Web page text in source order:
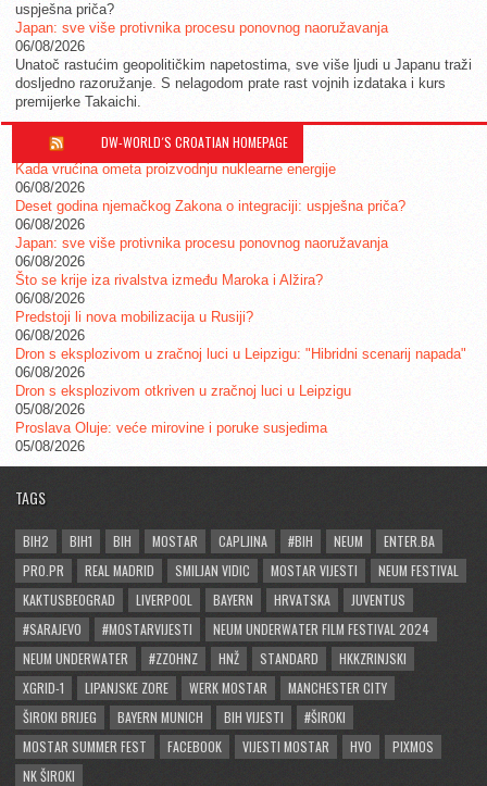
uspješna priča?
Japan: sve više protivnika procesu ponovnog naoružavanja
06/08/2026
Unatoč rastućim geopolitičkim napetostima, sve više ljudi u Japanu traži
dosljedno razoružanje. S nelagodom prate rast vojnih izdataka i kurs
premijerke Takaichi.
DW-WORLD´S CROATIAN HOMEPAGE
Kada vrućina ometa proizvodnju nuklearne energije
06/08/2026
Deset godina njemačkog Zakona o integraciji: uspješna priča?
06/08/2026
Japan: sve više protivnika procesu ponovnog naoružavanja
06/08/2026
Što se krije iza rivalstva između Maroka i Alžira?
06/08/2026
Predstoji li nova mobilizacija u Rusiji?
06/08/2026
Dron s eksplozivom u zračnoj luci u Leipzigu: "Hibridni scenarij napada"
06/08/2026
Dron s eksplozivom otkriven u zračnoj luci u Leipzigu
05/08/2026
Proslava Oluje: veće mirovine i poruke susjedima
05/08/2026
TAGS
BIH2 BIH1 BIH MOSTAR CAPLJINA #BIH NEUM
ENTER.BA
PRO.PR
REAL MADRID SMILJAN VIDIC MOSTAR VIJESTI
NEUM FESTIVAL
KAKTUSBEOGRAD
LIVERPOOL BAYERN HRVATSKA
JUVENTUS
#SARAJEVO
#MOSTARVIJESTI
NEUM UNDERWATER FILM FESTIVAL 2024
NEUM UNDERWATER
#ZZOHNZ HNŽ STANDARD
HKKZRINJSKI
XGRID-1
LIPANJSKE ZORE WERK MOSTAR
MANCHESTER CITY
ŠIROKI BRIJEG
BAYERN MUNICH BIH VIJESTI
#ŠIROKI
MOSTAR SUMMER FEST
FACEBOOK VIJESTI MOSTAR HVO
PIXMOS
NK ŠIROKI